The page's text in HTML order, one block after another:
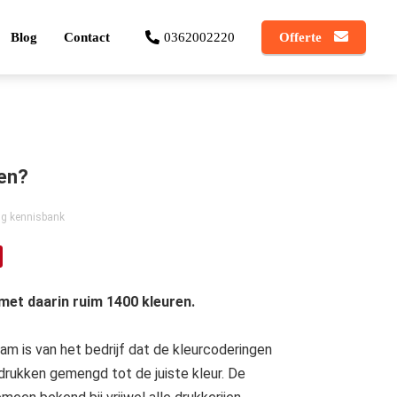
Blog Contact 0362002220 Offerte
kennisbank
daarin ruim 1400 kleuren.
is van het bedrijf dat de kleurcoderingen
gemengd tot de juiste kleur. De